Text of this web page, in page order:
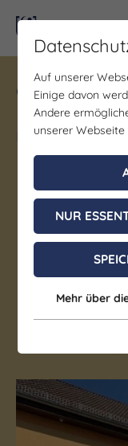
Gewinne ein
Unstrut!
möglich.
Auf unserer
Einige davon
Andere
unserer Webseite
NUR
Mehr über